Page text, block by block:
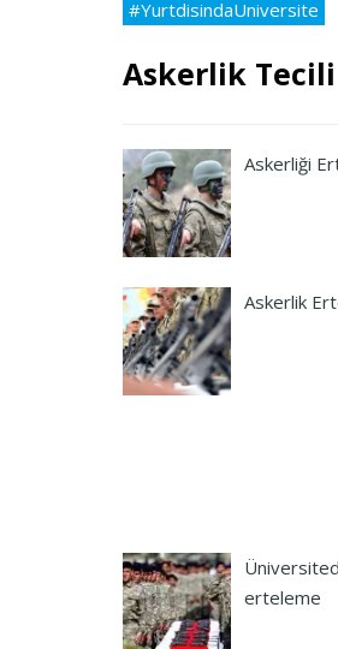
#YurtdisindaUniversite
Askerlik Tecili
Askerliği
Askerlik
erteleme